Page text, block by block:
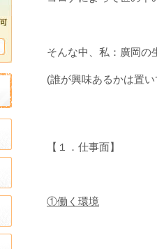
そんな中、私：廣岡の
(誰が興味あるかは置い
【１．仕事面】
①働く環境